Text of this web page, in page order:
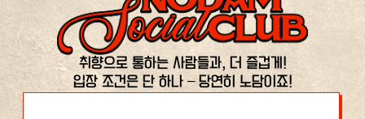
취향으로 통하는 사람들과, 더 즐겁게!
입장 조건은 단 하나 – 당연히 노담이죠!